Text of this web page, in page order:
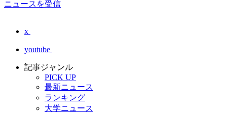
ニュースを受信
x
youtube
記事ジャンル
PICK UP
最新ニュース
ランキング
大学ニュース